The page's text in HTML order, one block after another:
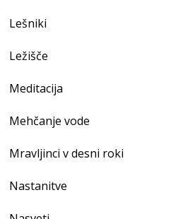
Lešniki
Ležišče
Meditacija
Mehčanje vode
Mravljinci v desni roki
Nastanitve